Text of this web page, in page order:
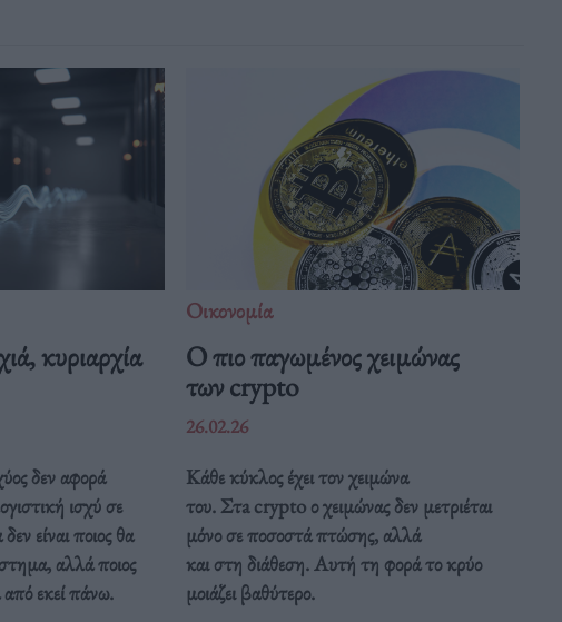
κυριαρχία
δεν αφορά
ισχύ σε
είναι ποιος θα
αλλά ποιος
από εκεί πάνω.
Οικονομία
Ο πιο παγωμένος χειμώνας
των crypto
26.02.26
Κάθε κύκλος έχει τον χειμώνα
του. Στa crypto ο χειμώνας δεν μετριέται
μόνο σε ποσοστά πτώσης, αλλά
και στη διάθεση. Αυτή τη φορά το κρύο
μοιάζει βαθύτερο.